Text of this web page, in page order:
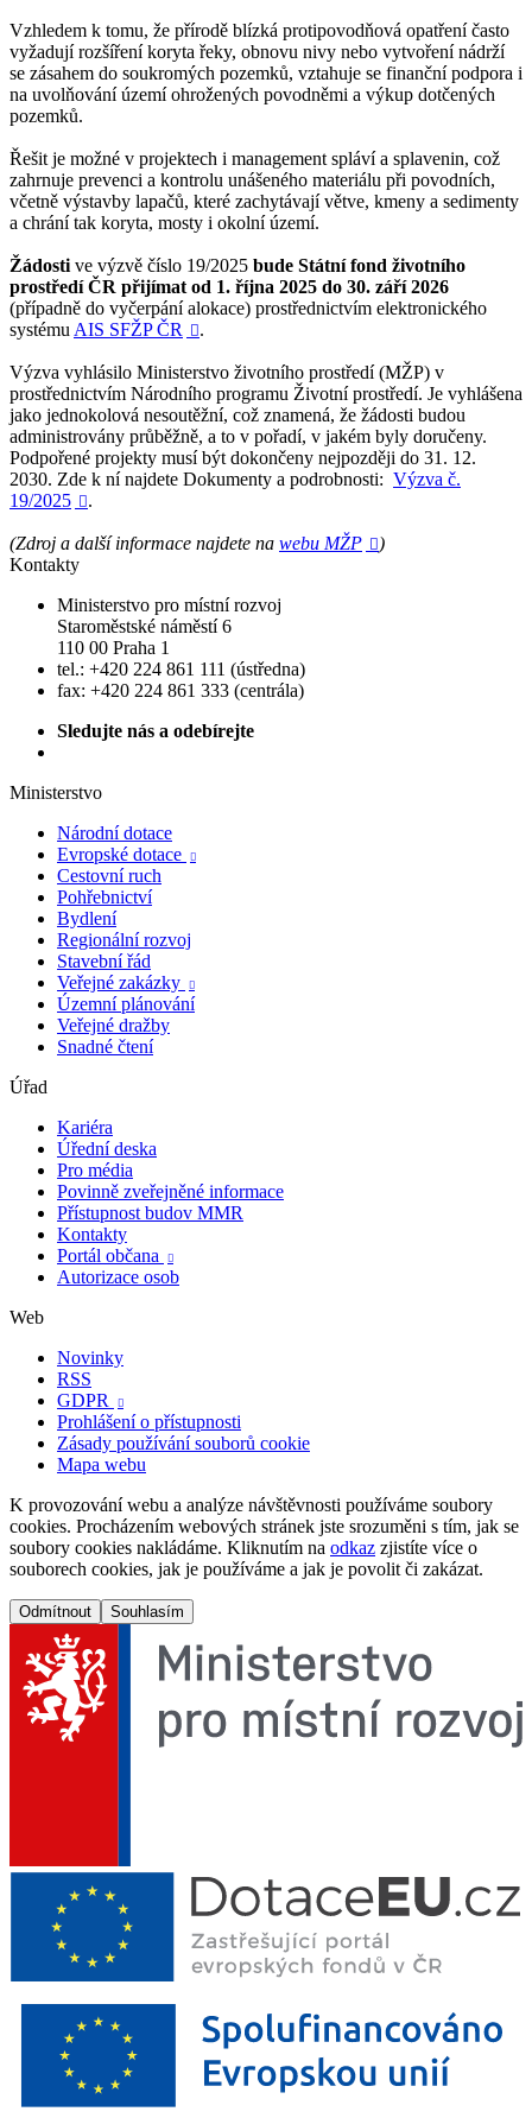
Vzhledem k tomu, že přírodě blízká protipovodňová opatření často
vyžadují rozšíření koryta řeky, obnovu nivy nebo vytvoření nádrží
se zásahem do soukromých pozemků, vztahuje se finanční podpora i
na uvolňování území ohrožených povodněmi a výkup dotčených
pozemků.
Řešit je možné v projektech i management spláví a splavenin, což
zahrnuje prevenci a kontrolu unášeného materiálu při povodních,
včetně výstavby lapačů, které zachytávají větve, kmeny a sedimenty
a chrání tak koryta, mosty i okolní území.
Žádostive výzvě číslo 19/2025 bude Státní fond životního
prostředí ČR přijímat od 1. října 2025 do 30. září 2026
(případně do vyčerpání alokace) prostřednictvím elektronického
systémuAIS SFŽP ČR .
Výzva vyhlásilo Ministerstvo životního prostředí (MŽP) v
prostřednictvím Národního programu Životní prostředí. Je vyhlášena
jako jednokolová nesoutěžní, což znamená, že žádosti budou
administrovány průběžně, a to v pořadí, v jakém byly doručeny.
Podpořené projekty musí být dokončeny nejpozději do 31. 12.
2030. Zde k ní najdete Dokumenty a podrobnosti: Výzva č.
19/2025 .
(Zdroj a další informace najdete na webu MŽP )
Kontakty
Ministerstvo pro místní rozvoj
Staroměstské náměstí 6
110 00 Praha 1
tel.: +420 224 861 111 (ústředna)
fax: +420 224 861 333 (centrála)
Sledujte nás a odebírejte
Ministerstvo
Národní dotace
Evropské dotace

Cestovní ruch
Pohřebnictví
Bydlení
Regionální rozvoj
Stavební řád
Veřejné zakázky

Územní plánování
Veřejné dražby
Snadné čtení
Úřad
Kariéra
Úřední deska
Pro média
Povinně zveřejněné informace
Přístupnost budov MMR
Kontakty
Portál občana

Autorizace osob
Web
Novinky
RSS
GDPR

Prohlášení o přístupnosti
Zásady používání souborů cookie
Mapa webu
K provozování webu a analýze návštěvnosti používáme soubory
cookies. Procházením webových stránek jste srozuměni s tím, jak se
soubory cookies nakládáme. Kliknutím na odkaz zjistíte více o
souborech cookies, jak je používáme a jak je povolit či zakázat.
Odmítnout Souhlasím